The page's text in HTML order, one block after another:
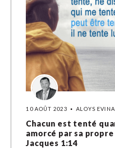
10 AOÛT 2023 ALOYS EVINA
Chacun est tenté
amorcé par sa
Jacques 1:14